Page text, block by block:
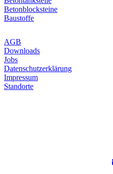
Betonblocksteine
Baustoffe
AGB
Downloads
Jobs
Datenschutzerklärung
Impressum
Standorte